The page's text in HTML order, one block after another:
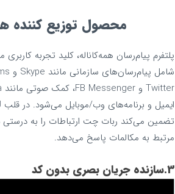
محصول توزیع
پلتفرم پیام‌رسان همه‌کاناله، کلید تجربه
تضمین می‌کند ربات چت ارتباطات را به
مرتبط به مکالمات پاسخ می‌دهد.
3.سازنده جریان بصری بدون کد